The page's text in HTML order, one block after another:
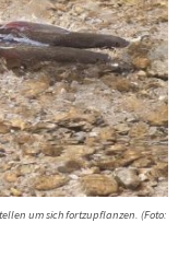
um sich fortzupflanzen. (Foto: